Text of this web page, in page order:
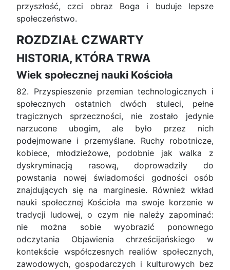
przyszłość, czci obraz Boga i buduje lepsze
społeczeństwo.
ROZDZIAŁ CZWARTY
HISTORIA, KTÓRA TRWA
Wiek społecznej nauki Kościoła
82. Przyspieszenie przemian technologicznych i
społecznych ostatnich dwóch stuleci, pełne
tragicznych sprzeczności, nie zostało jedynie
narzucone ubogim, ale było przez nich
podejmowane i przemyślane. Ruchy robotnicze,
kobiece, młodzieżowe, podobnie jak walka z
dyskryminacją rasową, doprowadziły do
powstania nowej świadomości godności osób
znajdujących się na marginesie. Również wkład
nauki społecznej Kościoła ma swoje korzenie w
tradycji ludowej, o czym nie należy zapominać:
nie można sobie wyobrazić ponownego
odczytania Objawienia chrześcijańskiego w
kontekście współczesnych realiów społecznych,
zawodowych, gospodarczych i kulturowych bez